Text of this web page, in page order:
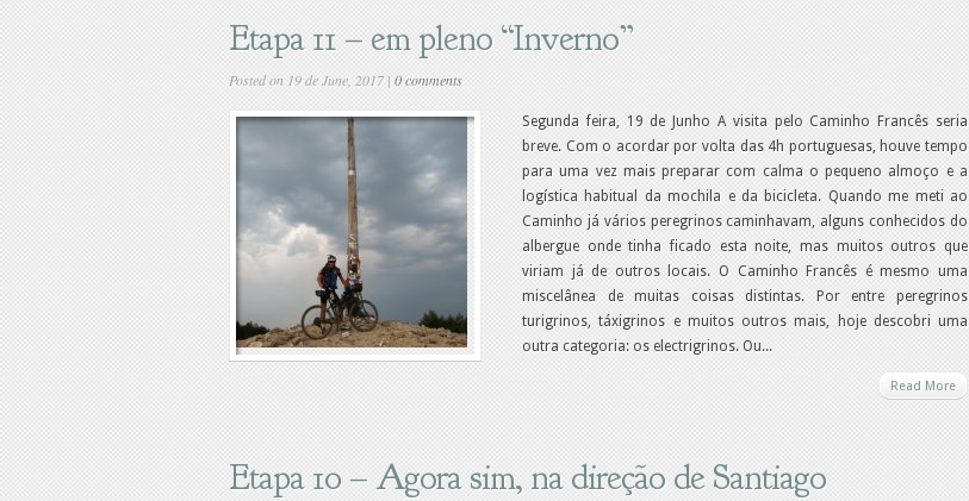
Etapa 11 – em pleno “Inverno”
Posted on 19 de June, 2017 | 0 comments
Segunda feira, 19 de Junho A visita pelo Caminho Francês seria
breve. Com o acordar por volta das 4h portuguesas, houve tempo
para uma vez mais preparar com calma o pequeno almoço e a
logística habitual da mochila e da bicicleta. Quando me meti ao
Caminho já vários peregrinos caminhavam, alguns conhecidos do
albergue onde tinha ficado esta noite, mas muitos outros que
viriam já de outros locais. O Caminho Francês é mesmo uma
miscelânea de muitas coisas distintas. Por entre peregrinos
turigrinos, táxigrinos e muitos outros mais, hoje descobri uma
outra categoria: os electrigrinos. Ou...
Read More
Etapa 10 – Agora sim, na direção de Santiago